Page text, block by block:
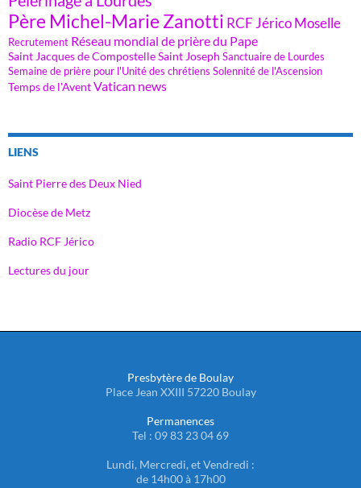
Père Michel-Marie Zanotti RCF Jérico Moselle
Recrutement Réseau mondial de prière du Pape
Saint Jacques de CompostelleSaint Joseph Sanctuaire de Lourdes
Semaine de prière pour l'Unité des chrétiens Solennité de l'Ascension
Temps de l'AventVatican news
LIENS
Saint Pierre des Deux Nied
Diocèse de Metz
Radio RCF Jérico
Lectures du jour
Presbytère de Boulay
Place Jean XXIII 57220 Boulay
Permanences
Tel : 09 83 23 04 69
Lundi, Mercredi, et Vendredi :
de 14h00 à 17h00